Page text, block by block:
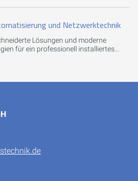
und Netzwerktechnik
Lösungen und moderne
für ein professionell installiertes